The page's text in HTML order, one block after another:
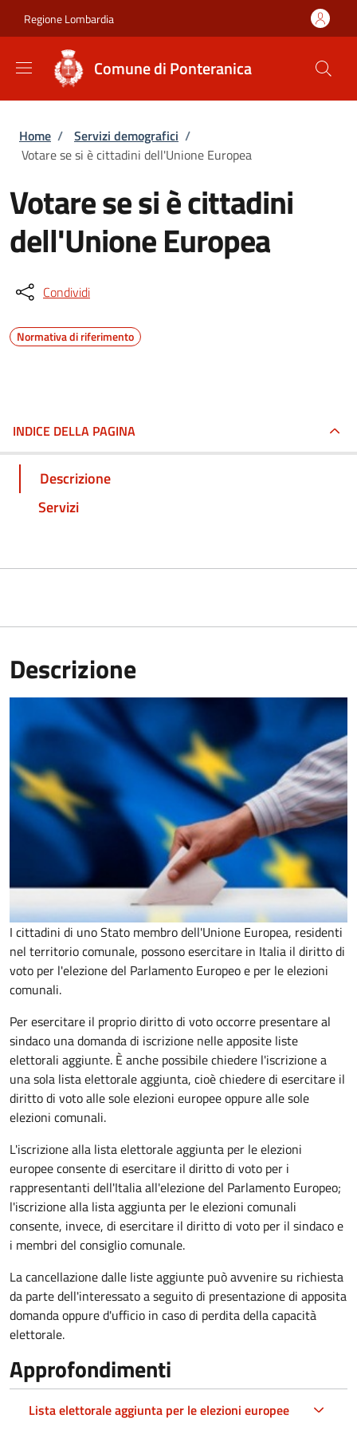
Regione Lombardia
Comune di Ponteranica
Briciole di pane
Home / Servizi demografici /
Votare se si è cittadini dell'Unione Europea
Votare se si è cittadini
dell'Unione Europea
Condividi
Normativa di riferimento
INDICE DELLA PAGINA
Descrizione
Servizi
Descrizione
I cittadini di uno Stato membro dell'Unione Europea, residenti
nel territorio comunale, possono esercitare in Italia il diritto di
voto per l'elezione del Parlamento Europeo e per le elezioni
comunali.
Per esercitare il proprio diritto di voto occorre presentare al
sindaco una domanda di iscrizione nelle apposite liste
elettorali aggiunte. È anche possibile chiedere l'iscrizione a
una sola lista elettorale aggiunta, cioè chiedere di esercitare il
diritto di voto alle sole elezioni europee oppure alle sole
elezioni comunali.
L'iscrizione alla lista elettorale aggiunta per le elezioni
europee consente di esercitare il diritto di voto per i
rappresentanti dell'Italia all'elezione del Parlamento Europeo;
l'iscrizione alla lista aggiunta per le elezioni comunali
consente, invece, di esercitare il diritto di voto per il sindaco e
i membri del consiglio comunale.
La cancellazione dalle liste aggiunte può avvenire su richiesta
da parte dell'interessato a seguito di presentazione di apposita
domanda oppure d'ufficio in caso di perdita della capacità
elettorale.
Approfondimenti
Lista elettorale aggiunta per le elezioni europee